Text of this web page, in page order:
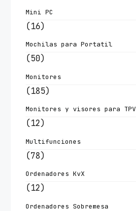
Mini PC
(16)
Mochilas para Portatil
(50)
Monitores
(185)
Monitores y visores para TPV
(12)
Multifunciones
(78)
Ordenadores KvX
(12)
Ordenadores Sobremesa